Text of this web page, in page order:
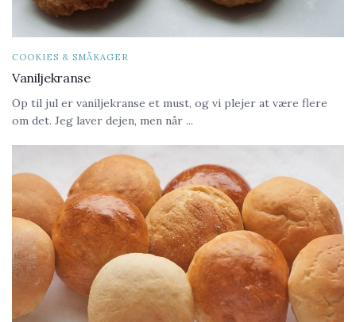
COOKIES & SMÅKAGER
Vaniljekranse
Op til jul er vaniljekranse et must, og vi plejer at være flere
om det. Jeg laver dejen, men når ...